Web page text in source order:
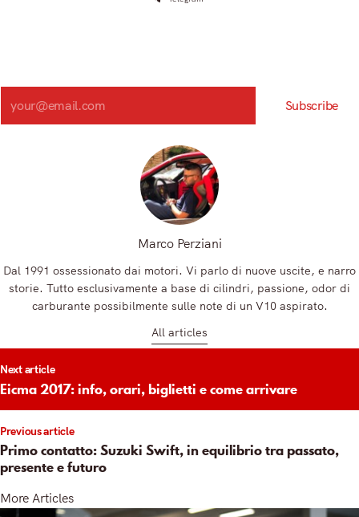
Search
Subscribe
Marco Perziani
Dal 1991 ossessionato dai motori. Vi parlo di nuove uscite, e narro
storie. Tutto esclusivamente a base di cilindri, passione, odor di
carburante possibilmente sulle note di un V10 aspirato.
All articles
Previous article
Primo contatto: Suzuki Swift, in equilibrio tra passato,
presente e futuro
Next article
Eicma 2017: info, orari, biglietti e come arrivare
More Articles